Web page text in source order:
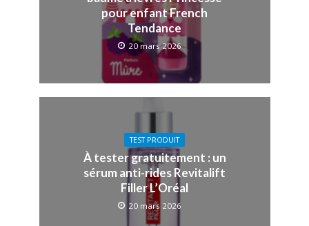
pour enfant French
Tendance
20 mars 2026
TEST PRODUIT
À tester gratuitement : un
sérum anti-rides Revitalift
Filler L’Oréal
20 mars 2026